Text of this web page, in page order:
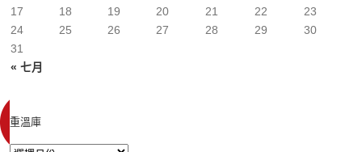
« 七月
17
18 19 20 21 22
23
24
25 26 27 28 29
30
31
重溫庫